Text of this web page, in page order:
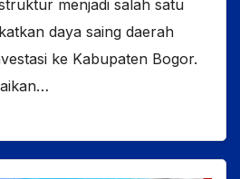
menjadi salah satu
daya saing daerah
ke Kabupaten Bogor.